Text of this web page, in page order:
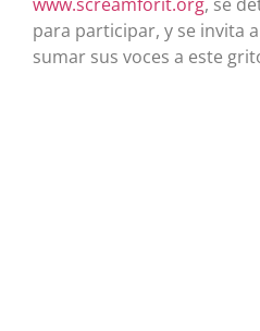
para participar, y se invita
sumar sus voces a este